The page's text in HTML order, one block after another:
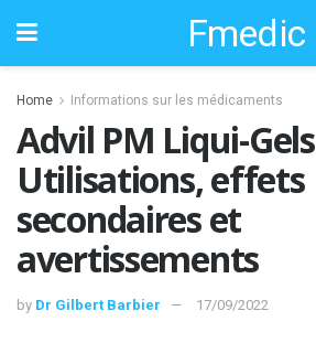
Fmedic
Home Informations sur les médicaments
Advil PM Liqui-Gels
Utilisations, effets
secondaires et
avertissements
by Dr Gilbert Barbier 17/09/2022